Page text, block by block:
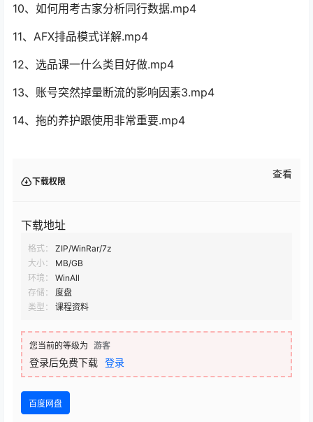
10、如何用考古家分析同行数据.mp4
11、AFX排品模式详解.mp4
12、选品课一什么类目好做.mp4
13、账号突然掉量断流的影响因素3.mp4
14、拖的养护跟使用非常重要.mp4
下载权限
查看
下载地址
格式：
ZIP/WinRar/7z
大小：
MB/GB
环境：
WinAll
存储：
度盘
类型：
课程资料
您当前的等级为 游客
登录后免费下载 登录
百度网盘